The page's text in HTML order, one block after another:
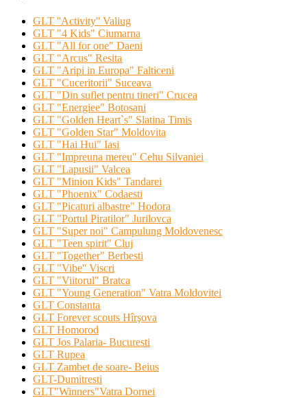
GLT ''Activity'' Valiug
GLT "4 Kids" Ciumarna
GLT "All for one" Daeni
GLT "Arcus" Resita
GLT "Aripi in Europa" Falticeni
GLT "Cuceritorii" Suceava
GLT "Din suflet pentru tineri" Crucea
GLT "Energiee" Botosani
GLT "Golden Heart`s" Slatina Timis
GLT "Golden Star" Moldovita
GLT "Hai Hui" Iasi
GLT "Impreuna mereu" Cehu Silvaniei
GLT "Lapusii" Valcea
GLT "Minion Kids" Tandarei
GLT "Phoenix" Codaesti
GLT "Picaturi albastre" Hodora
GLT "Portul Piratilor" Jurilovca
GLT "Super noi" Campulung Moldovenesc
GLT "Teen spirit" Cluj
GLT "Together" Berbesti
GLT "Vibe'' Viscri
GLT "Viitorul" Bratca
GLT "Young Generation" Vatra Moldovitei
GLT Constanta
GLT Forever scouts Hîrşova
GLT Homorod
GLT Jos Palaria- Bucuresti
GLT Rupea
GLT Zambet de soare- Beius
GLT-Dumitresti
GLT"Winners"Vatra Dornei